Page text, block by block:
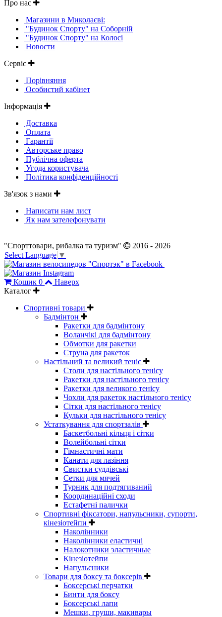
Про нас
Магазини в Миколаєві:
"Будинок Спорту" на Соборній
"Будинок Спорту" на Колосі
Новости
Сервіс
Порівняння
Особистий кабінет
Інформація
Доставка
Оплата
Гарантії
Авторське право
Публічна оферта
Угода користувача
Політика конфіденційності
Зв'язок з нами
Написати нам лист
Як нам зателефонувати
"Спорттовари, рибалка та туризм"
2016 - 2026
Select Language ▼
Кошик 0
Наверх
Каталог
Спортивні товари
Бадмінтон
Ракетки для бадмінтону
Воланчікі для бадмінтону
Обмотки для ракетки
Струна для ракеток
Настільний та великий теніс
Столи для настільного тенісу
Ракетки для настільного тенісу
Ракетки для великого тенісу
Чохли для ракеток настільного тенісу
Сітки для настільного тенісу
Кульки для настільного тенісу
Устаткування для спортзалів
Баскетбольні кільця і сітки
Волейбольні сітки
Гімнастичні мати
Канати для лазіння
Свистки суддівські
Сетки для мячей
Турник для подтягиваний
Координаційні сходи
Естафетні палички
Спортивні фіксатори, напульсники, супорти,
кінезіотейпи
Наколінники
Наколінники еластичні
Налокотники эластичные
Кінезіотейпи
Напульсники
Товари для боксу та боксерів
Боксерські перчатки
Бинти для боксу
Боксерські лапи
Мешки, груши, макивары